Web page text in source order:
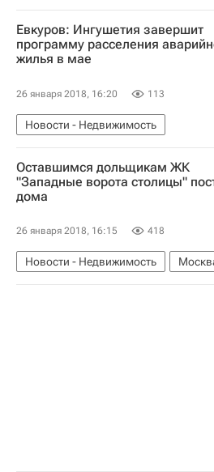
Саратовская область
Жилье
Евкуров: Ингушетия завершит
программу расселения
жилья в мае
26 января 2018, 16:20 113
Новости - Недвижимость
Республика Ингушетия
Жилье
Аварийные дома
Россия
Оставшимся дольщикам ЖК
"Западные ворота столицы"
дома
26 января 2018, 16:15 418
Новости - Недвижимость
Дольщики
Строительство